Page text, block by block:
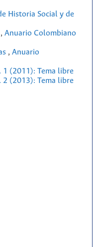
Historia Social y de
, Anuario Colombiano
, Anuario
1 (2011): Tema libre
2 (2013): Tema libre